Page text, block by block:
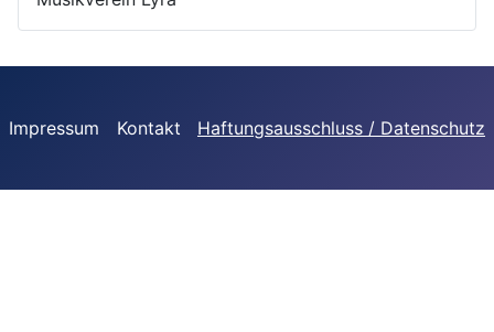
Impressum Kontakt Haftungsausschluss / Datenschutz